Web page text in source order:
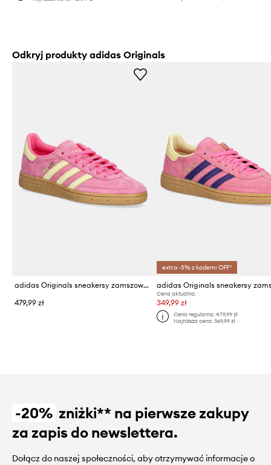
Odkryj produkty adidas Originals
adidas Originals sneakersy zamszowe Handball Spezial
479,99 zł
extra -5% z kodem: OFF*
Cena aktualna:
349,99 zł
Cena regularna: 479,99 zł
Najniższa cena: 369,99 zł
-20% zniżki** na pierwsze zakupy
za zapis do newslettera.
Dołącz do naszej społeczności, aby otrzymywać informacje o